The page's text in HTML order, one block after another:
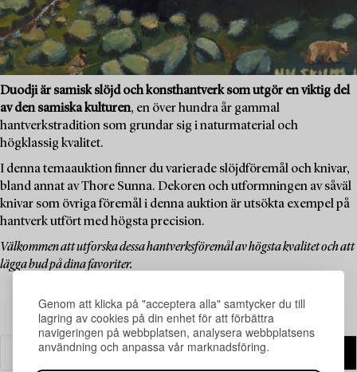
Genom att klicka på "acceptera alla" samtycker du till
lagring av cookies på din enhet för att förbättra
navigeringen på webbplatsen, analysera webbplatsens
användning och anpassa vår marknadsföring.
Duodji är samisk slöjd och konsthantverk som utgör en viktig del
av den samiska kulturen, en över hundra år gammal
hantverkstradition som grundar sig i naturmaterial och
högklassig kvalitet.
I denna temaauktion finner du varierade slöjdföremål och knivar,
bland annat av Thore Sunna. Dekoren och utformningen av såväl
knivar som övriga föremål i denna auktion är utsökta exempel på
hantverk utfört med högsta precision.
Välkommen att utforska dessa hantverksföremål av högsta kvalitet och att
lägga bud på dina favoriter.